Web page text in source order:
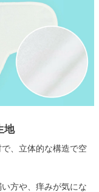
地
、立体的な構造で空
方や、痒みが気にな